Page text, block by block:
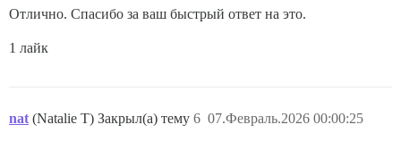
Отлично. Спасибо за ваш быстрый ответ на это.
1 лайк
nat (Natalie T) Закрыл(а) тему 07.Февраль.2026 00:00:25
6